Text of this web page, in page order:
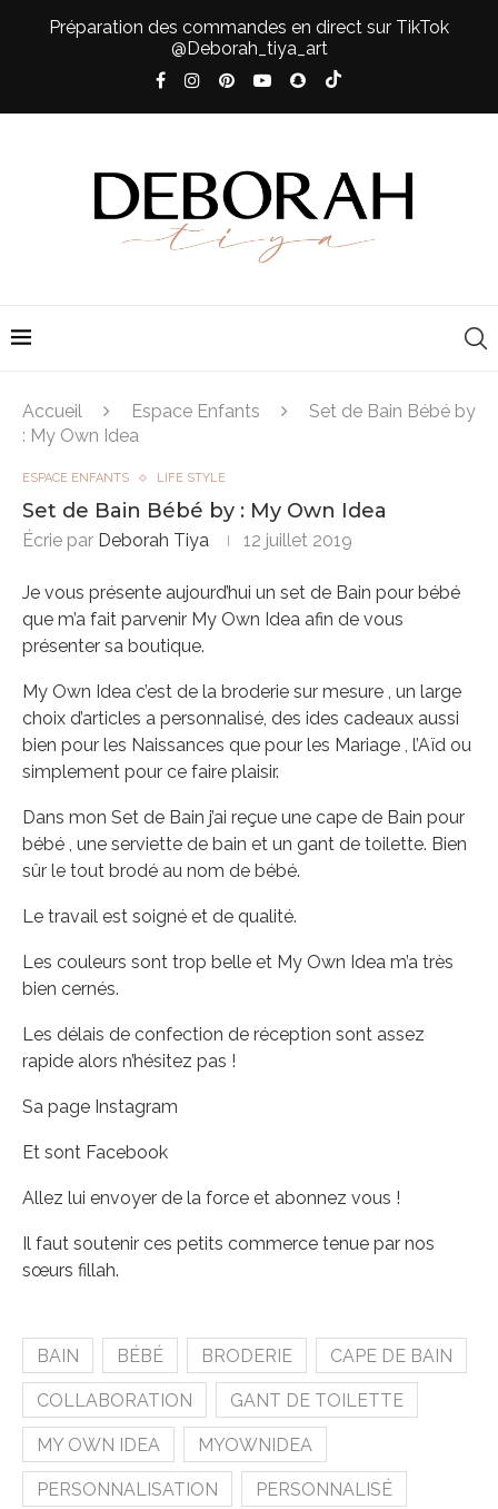
Préparation des commandes en direct sur TikTok
@Deborah_tiya_art
Accueil Espace Enfants
Set de Bain Bébé by
: My Own Idea
ESPACE ENFANTS LIFE STYLE
Set de Bain Bébé by : My Own Idea
Écrie par Deborah Tiya 12 juillet 2019
Je vous présente aujourd’hui un set de Bain pour bébé
que m’a fait parvenir My Own Idea afin de vous
présenter sa boutique.
My Own Idea c’est de la broderie sur mesure , un large
choix d’articles a personnalisé, des ides cadeaux aussi
bien pour les Naissances que pour les Mariage , l’Aïd ou
simplement pour ce faire plaisir.
Dans mon Set de Bain j’ai reçue une cape de Bain pour
bébé , une serviette de bain et un gant de toilette. Bien
sûr le tout brodé au nom de bébé.
Le travail est soigné et de qualité.
Les couleurs sont trop belle et My Own Idea m’a très
bien cernés.
Les délais de confection de réception sont assez
rapide alors n’hésitez pas !
Sa page Instagram
Et sont Facebook
Allez lui envoyer de la force et abonnez vous !
Il faut soutenir ces petits commerce tenue par nos
sœurs fillah.
BAIN BÉBÉ BRODERIE CAPE DE BAIN
COLLABORATION GANT DE TOILETTE
MY OWN IDEA MYOWNIDEA
PERSONNALISATION PERSONNALISÉ